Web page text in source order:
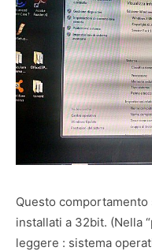
Questo
installati a 32bit. (Nella
leggere : sistema